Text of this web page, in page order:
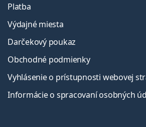
Platba
Výdajné miesta
Darčekový poukaz
Obchodné podmienky
Vyhlásenie o prístupnosti webovej
Informácie o spracovaní osobných